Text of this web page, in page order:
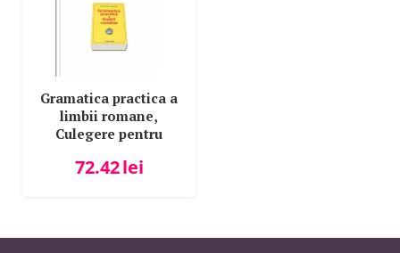
Gramatica practica a
limbii romane,
Culegere pentru
si Bacalaureat si
72.42lei